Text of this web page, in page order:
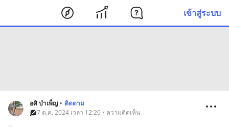
เข้าสู่ระบบ
อศิ บำเพ็ญ • ติดตาม
7 ต.ค. 2024 เวลา 12:20 • ความคิดเห็น